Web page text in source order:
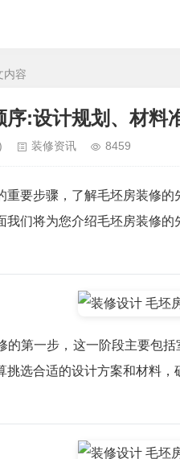
内容
序:设计规划、材料
装修资讯 8459
重要步骤，了解毛坯房装修
们将为您介绍毛坯房装修的
的第一步，这一阶段主要包
挑选合适的设计方案和材料，